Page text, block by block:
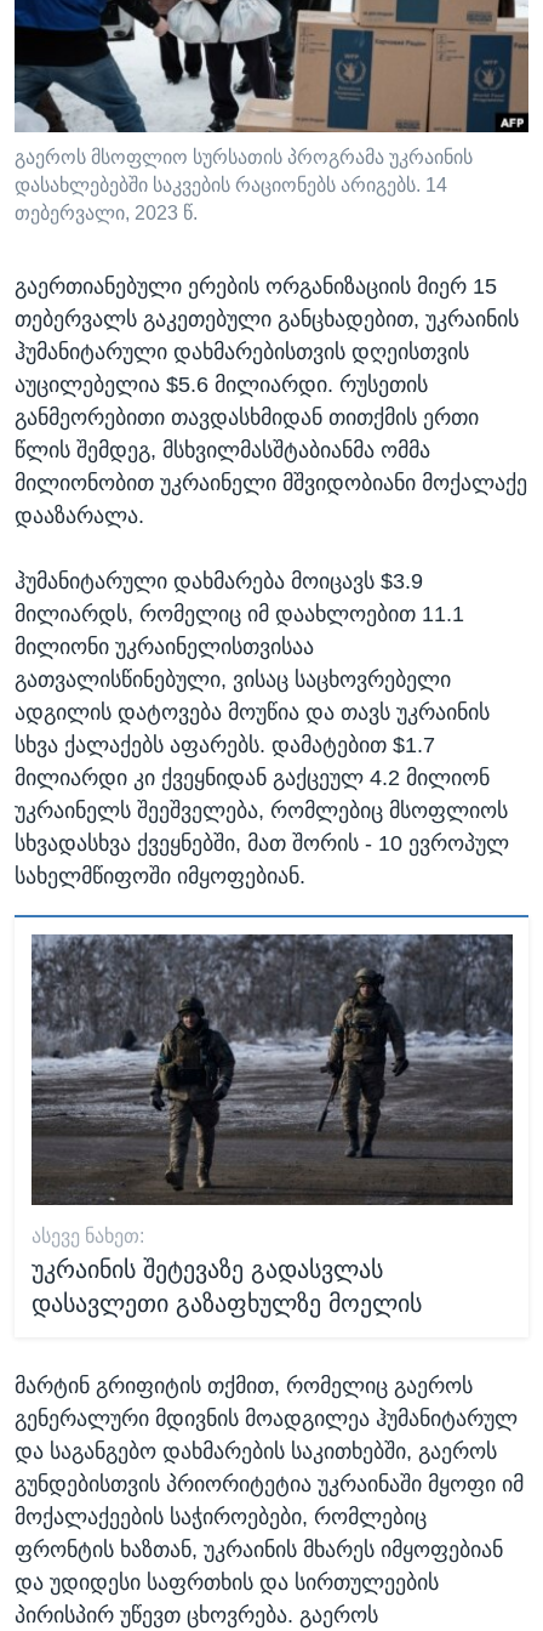
ᲡᲢᲣᲓᲘᲐ ᲕᲐᲨᲘᲜᲒᲢᲝᲜᲘ
ᲔᲙᲝᲜᲝᲛᲘᲙᲐ
ᲯᲐᲜᲛᲠᲗᲔᲚᲝᲑᲐ
ᲛᲔᲪᲜᲘᲔᲠᲔᲑᲐ
ᲘᲜᲢᲔᲠᲕᲘᲣ
ᲙᲣᲚᲢᲣᲠᲐ
ᲓᲔᲖᲘᲜᲤᲝᲠᲛᲐᲪᲘᲐ
Learning English
ᲗᲕᲐᲚᲘ ᲒᲕᲐᲓᲔᲕᲜᲔᲗ
ენები
გაეროს მსოფლიო სურსათის პროგრამა უკრაინის
დასახლებებში საკვების რაციონებს არიგებს. 14
თებერვალი, 2023 წ.
გაერთიანებული ერების ორგანიზაციის მიერ 15
თებერვალს გაკეთებული განცხადებით, უკრაინის
ჰუმანიტარული დახმარებისთვის დღეისთვის
აუცილებელია $5.6 მილიარდი. რუსეთის
განმეორებითი თავდასხმიდან თითქმის ერთი
წლის შემდეგ, მსხვილმასშტაბიანმა ომმა
მილიონობით უკრაინელი მშვიდობიანი მოქალაქე
დააზარალა.
ჰუმანიტარული დახმარება მოიცავს $3.9
მილიარდს, რომელიც იმ დაახლოებით 11.1
მილიონი უკრაინელისთვისაა
გათვალისწინებული, ვისაც საცხოვრებელი
ადგილის დატოვება მოუწია და თავს უკრაინის
სხვა ქალაქებს აფარებს. დამატებით $1.7
მილიარდი კი ქვეყნიდან გაქცეულ 4.2 მილიონ
უკრაინელს შეეშველება, რომლებიც მსოფლიოს
სხვადასხვა ქვეყნებში, მათ შორის - 10 ევროპულ
სახელმწიფოში იმყოფებიან.
ᲐᲡᲔᲕᲔ ᲜᲐᲮᲔᲗ:
უკრაინის შეტევაზე გადასვლას
დასავლეთი გაზაფხულზე მოელის
მარტინ გრიფიტის თქმით, რომელიც გაეროს
გენერალური მდივნის მოადგილეა ჰუმანიტარულ
და საგანგებო დახმარების საკითხებში, გაეროს
გუნდებისთვის პრიორიტეტია უკრაინაში მყოფი იმ
მოქალაქეების საჭიროებები, რომლებიც
ფრონტის ხაზთან, უკრაინის მხარეს იმყოფებიან
და უდიდესი საფრთხის და სირთულეების
პირისპირ უწევთ ცხოვრება. გაეროს